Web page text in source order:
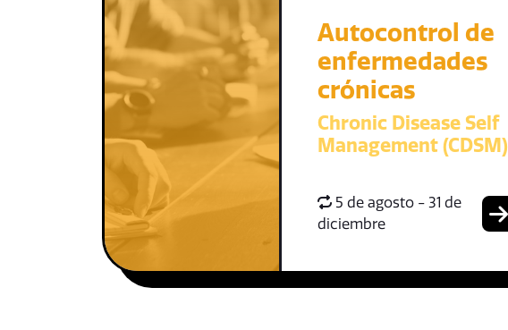
Autocontrol de
enfermedades
crónicas
Chronic Disease Self
Management (CDSM)
5 de agosto - 31 de
diciembre